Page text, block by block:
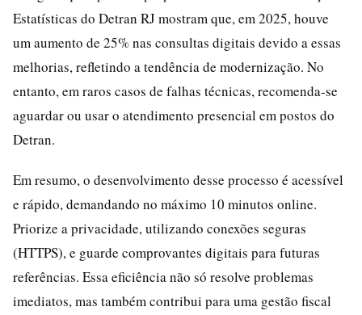
Estatísticas do Detran RJ mostram que, em 2025, houve
um aumento de 25% nas consultas digitais devido a essas
melhorias, refletindo a tendência de modernização. No
entanto, em raros casos de falhas técnicas, recomenda-se
aguardar ou usar o atendimento presencial em postos do
Detran.
Em resumo, o desenvolvimento desse processo é acessível
e rápido, demandando no máximo 10 minutos online.
Priorize a privacidade, utilizando conexões seguras
(HTTPS), e guarde comprovantes digitais para futuras
referências. Essa eficiência não só resolve problemas
imediatos, mas também contribui para uma gestão fiscal